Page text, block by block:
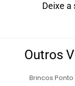
Deixe a
Outros